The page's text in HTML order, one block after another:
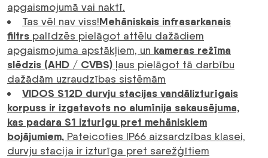
apgaismojumā vai naktī.
Tas vēl nav viss!Mehāniskais infrasarkanais
filtrs palīdzēs pielāgot attēlu dažādiem
apgaismojuma apstākļiem, un kameras režīma
slēdzis (AHD / CVBS) ļaus pielāgot tā darbību
dažādām uzraudzības sistēmām
VIDOS S12D durvju stacijas vandālizturīgais
korpuss ir izgatavots no alumīnija sakausējuma,
kas padara S1 izturīgu pret mehāniskiem
bojājumiem, Pateicoties IP66 aizsardzības klasei,
durvju stacija ir izturīga pret sarežģītiem